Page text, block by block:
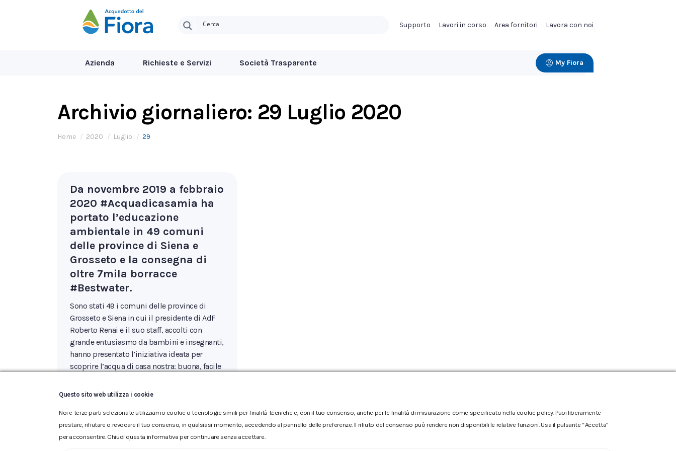
Supporto Lavori in corso Area fornitori Lavora con noi
Azienda Richieste e Servizi Società Trasparente My Fiora
Archivio giornaliero: 29 Luglio 2020
Tu sei qui:
Home 2020 Luglio 29
Da novembre 2019 a febbraio
2020 #Acquadicasamia ha
portato l’educazione
ambientale in 49 comuni
delle province di Siena e
Grosseto e la consegna di
oltre 7mila borracce
#Bestwater.
Sono stati 49 i comuni delle province di
Grosseto e Siena in cui il presidente di AdF
Roberto Renai e il suo staff, accolti con
grande entusiasmo da bambini e insegnanti,
hanno presentato l’iniziativa ideata per
scoprire l’acqua di casa nostra: buona, facile
bere l’acqua erogata dal…
Questo sito web utilizza i cookie
Noi e terze parti selezionate utilizziamo cookie o tecnologie simili per finalità tecniche e, con il tuo consenso, anche per le finalità di misurazione come specificato nella cookie policy. Puoi liberamente
prestare, rifiutare o revocare il tuo consenso, in qualsiasi momento, accedendo al pannello delle preferenze. Il rifiuto del consenso può rendere non disponibili le relative funzioni. Usa il pulsante “Accetta”
per acconsentire. Chiudi questa informativa per continuare senza accettare.